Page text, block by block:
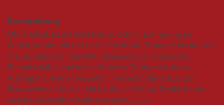
Beschreibung
Ohne Musik ist die Welt halb so schön, Erinnerung an
Zürich, Komm mit mir nach Oberkrain, Trompetenecho, Mit
meiner Gitarre in die Welt, Rendezvous in Oberkrain,
Freundschaft kennt keine Grenzen, Trompeten-Gruss,
Ausflug mit meiner Freundin, Im Garten der Natur, Ein
Feuerwerk der Musik, Mich ruft die Heimat, Danke für die
Gastfreundschaft, 40 Jahre Avsenik, u.v.a.